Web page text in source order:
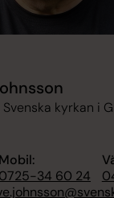
kyrkan i
Mobil:
0725-34 60 24